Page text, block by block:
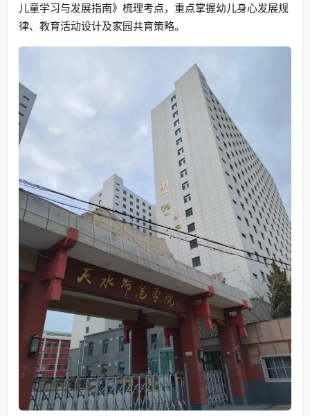
儿童学习与发展指南》梳理考点，重点掌握幼儿身心发展规
律、教育活动设计及家园共育策略。